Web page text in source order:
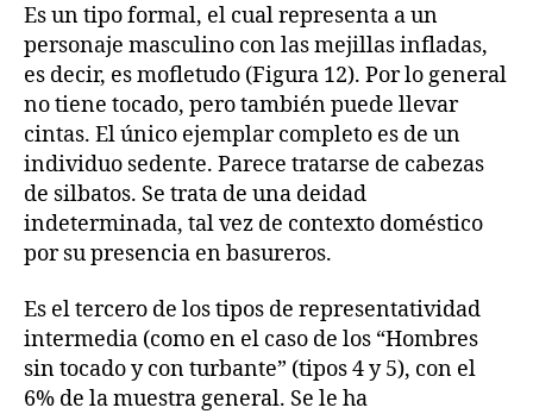
Es un tipo formal, el cual representa a un
personaje masculino con las mejillas infladas,
es decir, es mofletudo (Figura 12). Por lo general
no tiene tocado, pero también puede llevar
cintas. El único ejemplar completo es de un
individuo sedente. Parece tratarse de cabezas
de silbatos. Se trata de una deidad
indeterminada, tal vez de contexto doméstico
por su presencia en basureros.
Es el tercero de los tipos de representatividad
intermedia (como en el caso de los “Hombres
sin tocado y con turbante” (tipos 4 y 5), con el
6% de la muestra general. Se le ha